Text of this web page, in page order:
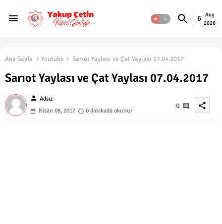
6
Aug
2026
Ana Sayfa Youtube Sarıot Yaylası ve Çat Yaylası 07.04.2017
Sarıot Yaylası ve Çat Yaylası 07.04.2017
person Adsız
Nisan 08, 2017
0 dakikada okunur
0 share